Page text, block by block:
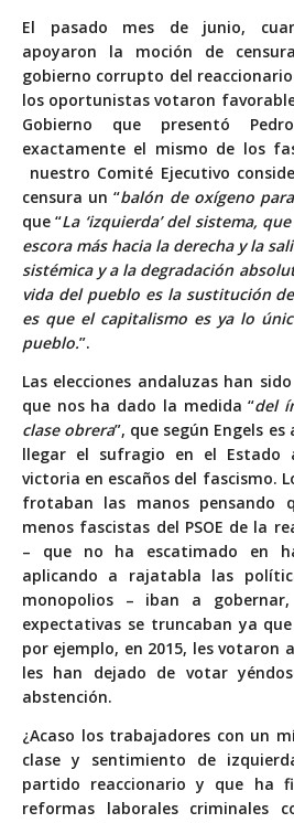
El pasado mes de junio,
apoyaron la moción de
gobierno corrupto del
los oportunistas votaron
Gobierno que presentó
exactamente el mismo de los
nuestro Comité Ejecutivo
censura un “balón de oxígeno
que “La ‘izquierda’ del sistema,
escora más hacia la derecha y la
sistémica y a la degradación
vida del pueblo es la sustitución
es que el capitalismo es ya lo
pueblo.”.
Las elecciones andaluzas han
que nos ha dado la medida “del
clase obrera”, que según Engels
llegar el sufragio en el Estado
victoria en escaños del fascismo.
frotaban las manos pensando
menos fascistas del PSOE de la
– que no ha escatimado en
aplicando a rajatabla las
monopolios – iban a
expectativas se truncaban ya
por ejemplo, en 2015, les votaron
les han dejado de votar
abstención.
¿Acaso los trabajadores con un
clase y sentimiento de
partido reaccionario y que ha
reformas laborales criminales